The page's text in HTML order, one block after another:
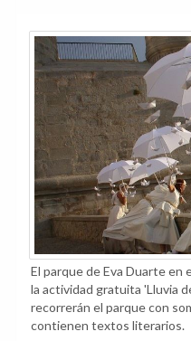
El parque de Eva Duarte en
la actividad gratuita 'Lluvia
recorrerán el parque con
contienen textos literarios.